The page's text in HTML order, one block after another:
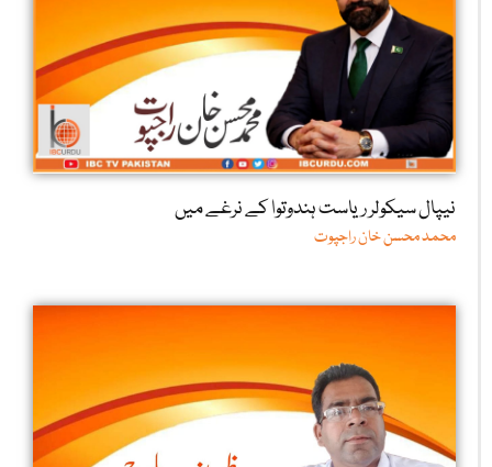
نیپال سیکولر ریاست ہندوتوا کے نرغے میں
محمد محسن خان راجپوت